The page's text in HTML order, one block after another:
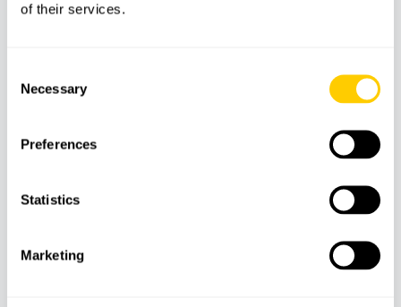
of their services.
Selection
Necessary
Preferences
Statistics
Marketing